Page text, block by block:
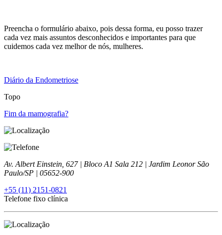
Preencha o formulário abaixo, pois dessa forma, eu posso trazer
cada vez mais assuntos desconhecidos e importantes para que
cuidemos cada vez melhor de nós, mulheres.
Diário da Endometriose
Topo
Fim da mamografia?
Av. Albert Einstein, 627 | Bloco A1 Sala 212 | Jardim Leonor São
Paulo/SP | 05652-900
+55 (11) 2151-0821
Telefone fixo clínica